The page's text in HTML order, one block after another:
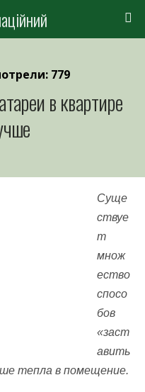
779
в квартире
Суще
ствуе
т
множ
ество
спосо
бов
«заст
авить
тепла в помещение.